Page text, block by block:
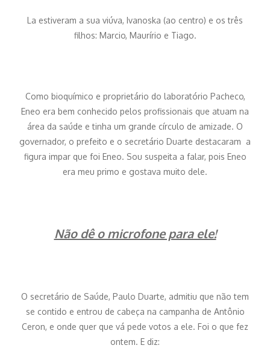
La estiveram a sua viúva, Ivanoska (ao centro) e os três
filhos: Marcio, Maurírio e Tiago.
Como bioquímico e proprietário do laboratório Pacheco,
Eneo era bem conhecido pelos profissionais que atuam na
área da saúde e tinha um grande círculo de amizade. O
governador, o prefeito e o secretário Duarte destacaram a
figura impar que foi Eneo. Sou suspeita a falar, pois Eneo
era meu primo e gostava muito dele.
Não dê o microfone para ele!
O secretário de Saúde, Paulo Duarte, admitiu que não tem
se contido e entrou de cabeça na campanha de Antônio
Ceron, e onde quer que vá pede votos a ele. Foi o que fez
ontem. E diz: